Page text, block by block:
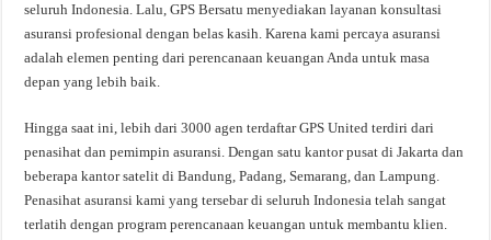
seluruh Indonesia. Lalu, GPS Bersatu menyediakan layanan konsultasi
asuransi profesional dengan belas kasih. Karena kami percaya asuransi
adalah elemen penting dari perencanaan keuangan Anda untuk masa
depan yang lebih baik.
Hingga saat ini, lebih dari 3000 agen terdaftar GPS United terdiri dari
penasihat dan pemimpin asuransi. Dengan satu kantor pusat di Jakarta dan
beberapa kantor satelit di Bandung, Padang, Semarang, dan Lampung.
Penasihat asuransi kami yang tersebar di seluruh Indonesia telah sangat
terlatih dengan program perencanaan keuangan untuk membantu klien.